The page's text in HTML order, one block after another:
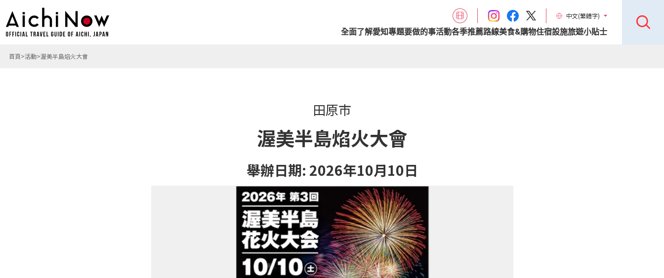
中文(繁體字)
全面了解愛知專題要做的事活動各季推薦路線美食&購物住宿設施旅遊小貼士
首頁 活動 渥美半島焰火大會
田原市
渥美半島焰火大會
舉辦日期: 2026年10月10日